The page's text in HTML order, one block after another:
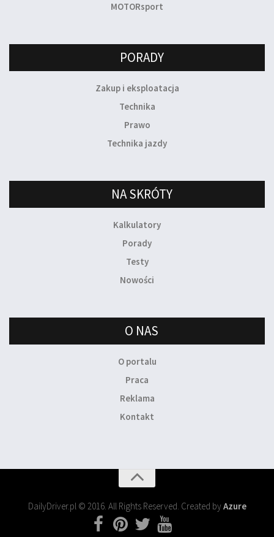
MOTORsport
PORADY
Zakup i eksploatacja
Technika
Prawo
Technika jazdy
NA SKRÓTY
Kalkulatory
Porady
Testy
Nowości
O NAS
O portalu
Praca
Reklama
Kontakt
DailyDriver.pl © 2016. All Rights Reserved. Created byAzure